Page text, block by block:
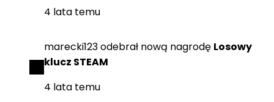
4 lata temu
marecki123odebrał nową nagrodę Losowy
klucz STEAM
4 lata temu